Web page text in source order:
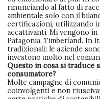
rinunciando al fatto di
ambientale solo con il
certificazioni, utilizzando
accattivanti. Mi vengono
Patagonia, Timberland. In
tradizionali: le aziende
investono molto nel
Questo in cosa si traduce
consumatore?
Molte campagne di
coinvolgenti e non